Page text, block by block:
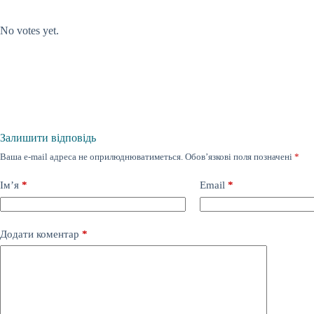
No votes yet.
Залишити відповідь
Ваша e-mail адреса не оприлюднюватиметься. Обов’язкові поля позначені *
Ім’я * Email *
Додати коментар *